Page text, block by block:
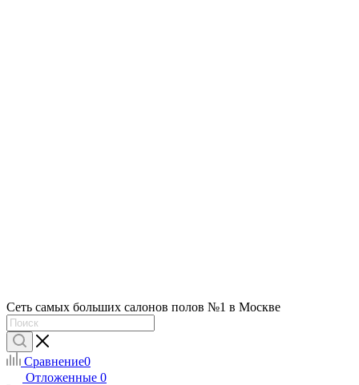
Сеть самых больших салонов полов №1 в Москве
Сравнение0
Отложенные 0